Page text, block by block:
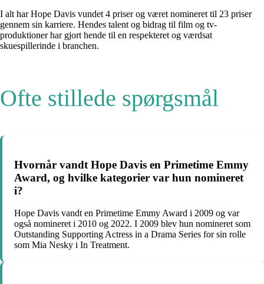
I alt har Hope Davis vundet 4 priser og været nomineret til 23 priser
gennem sin karriere. Hendes talent og bidrag til film og tv-
produktioner har gjort hende til en respekteret og værdsat
skuespillerinde i branchen.
Ofte stillede spørgsmål
Hvornår vandt Hope Davis en Primetime Emmy
Award, og hvilke kategorier var hun nomineret
i?
Hope Davis vandt en Primetime Emmy Award i 2009 og var
også nomineret i 2010 og 2022. I 2009 blev hun nomineret som
Outstanding Supporting Actress in a Drama Series for sin rolle
som Mia Nesky i In Treatment.